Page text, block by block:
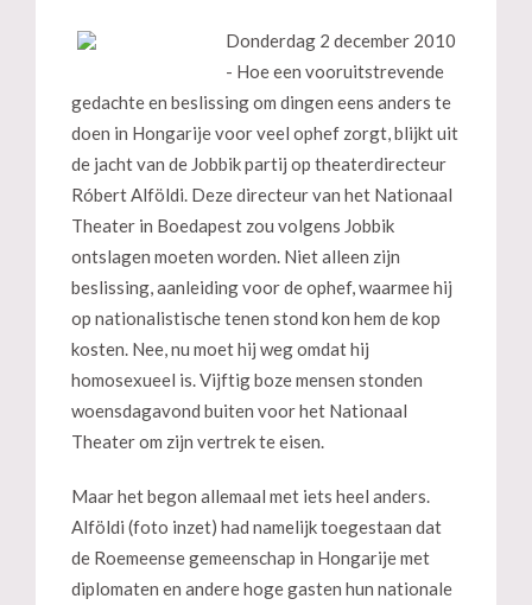
Donderdag 2 december 2010
- Hoe een vooruitstrevende
gedachte en beslissing om dingen eens anders te
doen in Hongarije voor veel ophef zorgt, blijkt uit
de jacht van de Jobbik partij op theaterdirecteur
Róbert Alföldi. Deze directeur van het Nationaal
Theater in Boedapest zou volgens Jobbik
ontslagen moeten worden. Niet alleen zijn
beslissing, aanleiding voor de ophef, waarmee hij
op nationalistische tenen stond kon hem de kop
kosten. Nee, nu moet hij weg omdat hij
homosexueel is. Vijftig boze mensen stonden
woensdagavond buiten voor het Nationaal
Theater om zijn vertrek te eisen.
Maar het begon allemaal met iets heel anders.
Alföldi (foto inzet) had namelijk toegestaan dat
de Roemeense gemeenschap in Hongarije met
diplomaten en andere hoge gasten hun nationale